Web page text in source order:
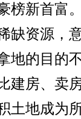
榜新首富
资源，意
地的目的
建房、卖
土地成为